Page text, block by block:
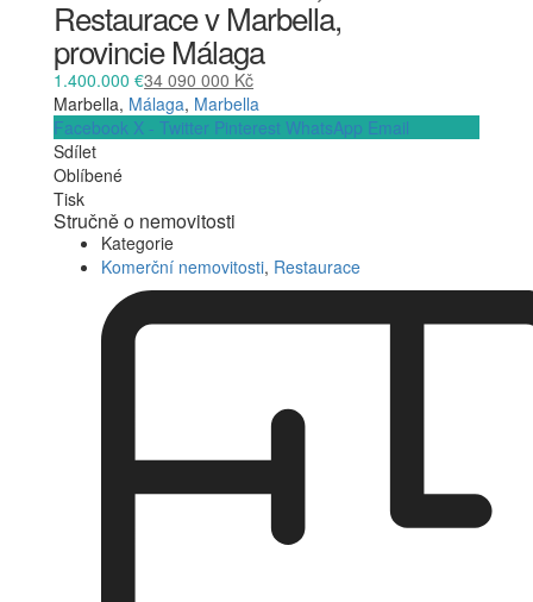
Restaurace v Marbella,
provincie Málaga
1.400.000 €34 090 000 Kč
Marbella, Málaga, Marbella
Facebook X - Twitter Pinterest WhatsApp Email
Sdílet
Oblíbené
Tisk
Stručně o nemovitosti
Kategorie
Komerční nemovitosti, Restaurace